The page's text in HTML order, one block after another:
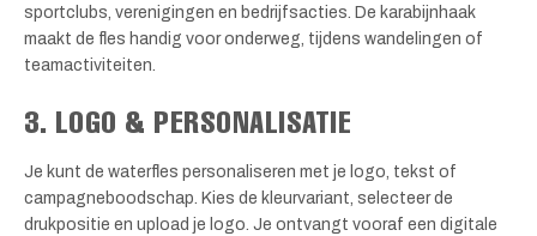
sportclubs, verenigingen en bedrijfsacties. De karabijnhaak
maakt de fles handig voor onderweg, tijdens wandelingen of
teamactiviteiten.
3. LOGO & PERSONALISATIE
Je kunt de waterfles personaliseren met je logo, tekst of
campagneboodschap. Kies de kleurvariant, selecteer de
drukpositie en upload je logo. Je ontvangt vooraf een digitale